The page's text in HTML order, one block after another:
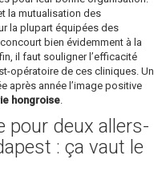
la mutualisation des
la plupart équipées des
bien évidemment à la
il faut souligner l’efficacité
opératoire de ces cliniques. Un
après année l’image positive
hongroise
pour deux allers-
: ça vaut le